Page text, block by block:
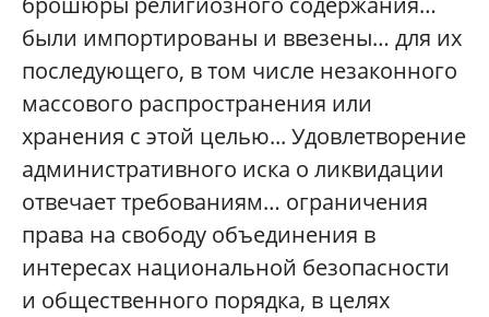
были импортированы и ввезены… для их
последующего, в том числе незаконного
массового распространения или
хранения с этой целью... Удовлетворение
административного иска о ликвидации
отвечает требованиям… ограничения
права на свободу объединения в
интересах национальной безопасности
и общественного порядка, в целях